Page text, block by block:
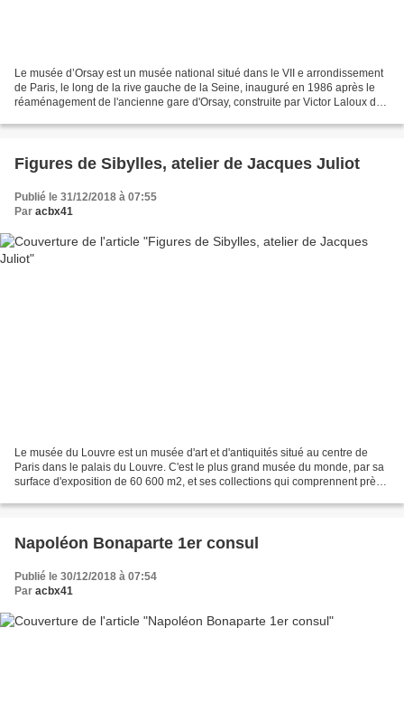
Le musée d’Orsay est un musée national situé dans le VII e arrondissement
de Paris, le long de la rive gauche de la Seine, inauguré en 1986 après le
réaménagement de l'ancienne gare d'Orsay, construite par Victor Laloux de
Figures de Sibylles, atelier de Jacques Juliot
Publié le 31/12/2018 à 07:55
Par acbx41
Le musée du Louvre est un musée d'art et d'antiquités situé au centre de
Paris dans le palais du Louvre. C'est le plus grand musée du monde, par sa
surface d'exposition de 60 600 m2, et ses collections qui comprennent près
Napoléon Bonaparte 1er consul
Publié le 30/12/2018 à 07:54
Par acbx41